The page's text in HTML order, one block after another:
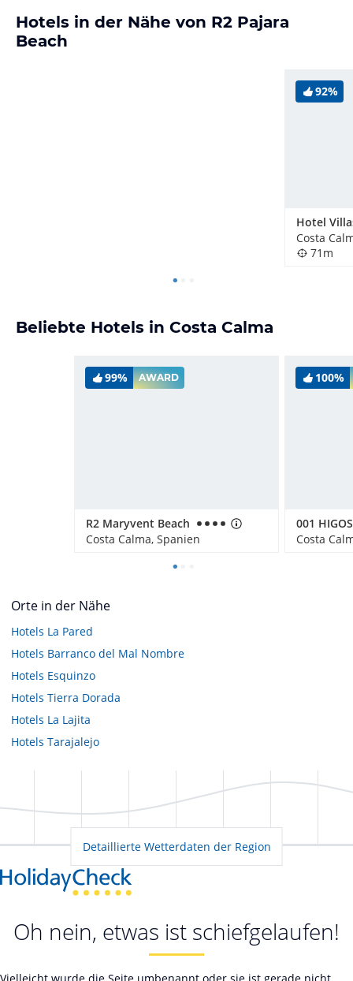
Hotels in der Nähe von R2 Pajara
Beach
92%
Hotel
Costa
71m
Beliebte Hotels in Costa Calma
99% AWARD
R2 Maryvent Beach
Costa Calma, Spanien
100%
001
Costa
Orte in der Nähe
Hotels La Pared
Hotels Barranco del Mal Nombre
Hotels Esquinzo
Hotels Tierra Dorada
Hotels La Lajita
Hotels Tarajalejo
Detaillierte Wetterdaten der Region
Oh nein, etwas ist schiefgelaufen!